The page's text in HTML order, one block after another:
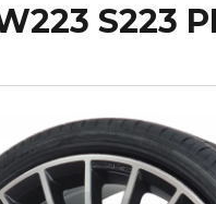
S223